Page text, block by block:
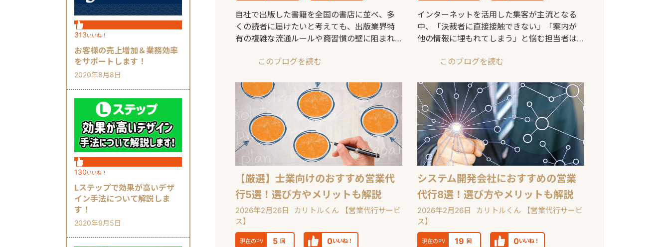
313いいね！
お客様の売上増加＆業務効率
をサポートします！
2020年8月8日
130いいね！
Lステップで効果が高いデザ
イン手法について解説しま
す！
2020年9月5日
自社で出版した書籍を全国の書店に並べ、多
くの読者に届けたいと考えても、出版業界特
有の複雑な流通ルールや商習慣の壁に阻まれ
このブログを読む
インターネットを活用した集客が主流となる
中、「決裁者に直接接触できない」「案内が
他の情報に埋もれてしまう」と悩む担当者は
このブログを読む
【厳選】士業向けのおすすめ営業代
行5選！選び方やメリットも解説
2026年2月26日
カリトルくん 【営業代行サービ
ス】
現在のPV 5 回 0いいね！
システム開発会社におすすめの営業
代行8選！選び方やメリットも解説
2026年2月26日
カリトルくん 【営業代行サービ
ス】
現在のPV 19 回 0いいね！